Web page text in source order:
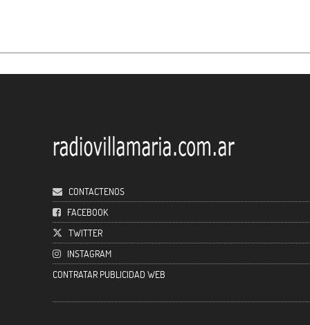
CONTACTENOS
FACEBOOK
TWITTER
INSTAGRAM
CONTRATAR PUBLICIDAD WEB